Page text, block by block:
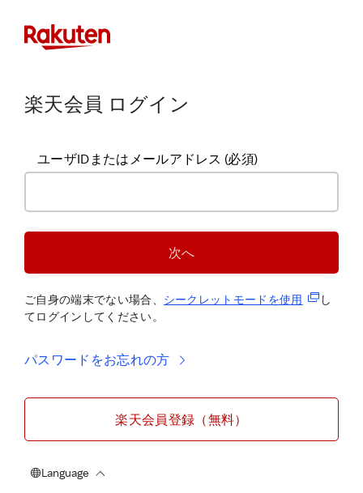
楽天会員 ログイン
ユーザIDまたはメールアドレス (必須)
次へ
ご自身の端末でない場合、 シークレットモードを使用 (新規タブ
し
てログインしてください。
パスワードをお忘れの方
楽天会員登録（無料）